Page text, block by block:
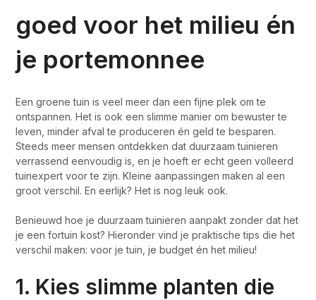
goed voor het milieu én
je portemonnee
Een groene tuin is veel meer dan een fijne plek om te
ontspannen. Het is ook een slimme manier om bewuster te
leven, minder afval te produceren én geld te besparen.
Steeds meer mensen ontdekken dat duurzaam tuinieren
verrassend eenvoudig is, en je hoeft er echt geen volleerd
tuinexpert voor te zijn. Kleine aanpassingen maken al een
groot verschil. En eerlijk? Het is nog leuk ook.
Benieuwd hoe je duurzaam tuinieren aanpakt zonder dat het
je een fortuin kost? Hieronder vind je praktische tips die het
verschil maken: voor je tuin, je budget én het milieu!
1. Kies slimme planten die